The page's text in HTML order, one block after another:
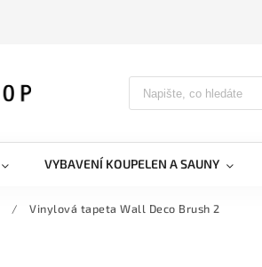
VYBAVENÍ KOUPELEN A SAUNY
/ Vinylová tapeta Wall Deco Brush 2